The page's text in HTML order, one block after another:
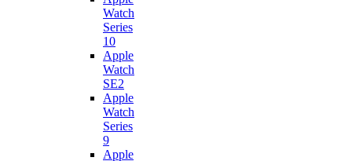
Watch
Series
10
Apple
Watch
SE2
Apple
Watch
Series
9
Apple